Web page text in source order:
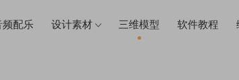
频配乐 设计素材 三维模型 软件教程